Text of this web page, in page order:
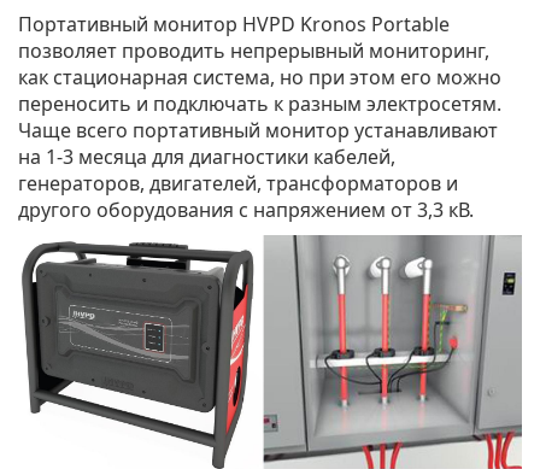
Портативный монитор HVPD Kronos Portable
позволяет проводить непрерывный мониторинг,
как стационарная система, но при этом его можно
переносить и подключать к разным электросетям.
Чаще всего портативный монитор устанавливают
на 1-3 месяца для диагностики кабелей,
генераторов, двигателей, трансформаторов и
другого оборудования с напряжением от 3,3 кВ.